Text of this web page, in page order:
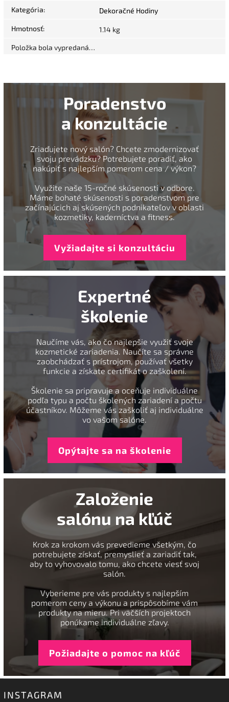
Kategória: Dekoračné Hodiny
Hmotnosť: 1.14 kg
Položka bola vypredaná…
Poradenstvo
a konzultácie
Zriaďujete nový salón? Chcete zmodernizovať
svoju prevádzku? Potrebujete poradiť, ako
nakúpiť s najlepším pomerom cena / výkon?
Využite naše 15-ročné skúsenosti v odbore.
Máme bohaté skúsenosti s poradenstvom pre
začínajúcich aj skúsených podnikateľov v oblasti
kozmetiky, kaderníctva a fitness.
Vyžiadajte si konzultáciu
Expertné
školenie
Naučíme vás, ako čo najlepšie využiť svoje
kozmetické zariadenia. Naučíte sa správne
zaobchádzať s prístrojom, používať všetky
funkcie a získate certifikát o zaškolení.
Školenie sa pripravuje a oceňuje individuálne
podľa typu a počtu školených zariadení a počtu
účastníkov. Môžeme vás zaškoliť aj individuálne
vo vašom salóne.
Opýtajte sa na školenie
Založenie
salónu na kľúč
Krok za krokom vás prevedieme všetkým, čo
potrebujete získať, premyslieť a zariadiť tak,
aby to vyhovovalo tomu, ako chcete viesť svoj
salón.
Vyberieme pre vás produkty s najlepším
pomerom ceny a výkonu a prispôsobíme vám
produkty na mieru. Pri väčších projektoch
ponúkame individuálne zľavy.
Požiadajte o pomoc na kľúč
INSTAGRAM